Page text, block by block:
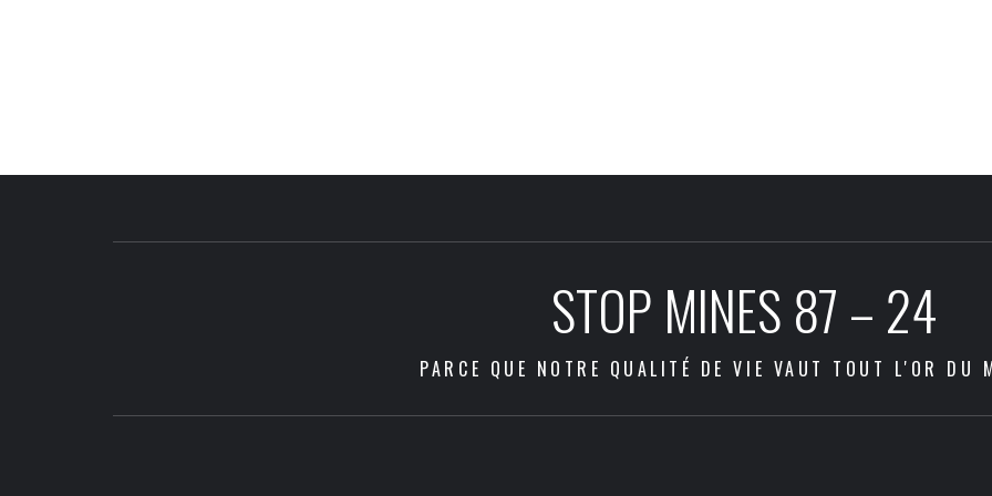
STOP MINES 87 – 24
PARCE QUE NOTRE QUALITÉ DE VIE VAUT TOUT L'OR DU